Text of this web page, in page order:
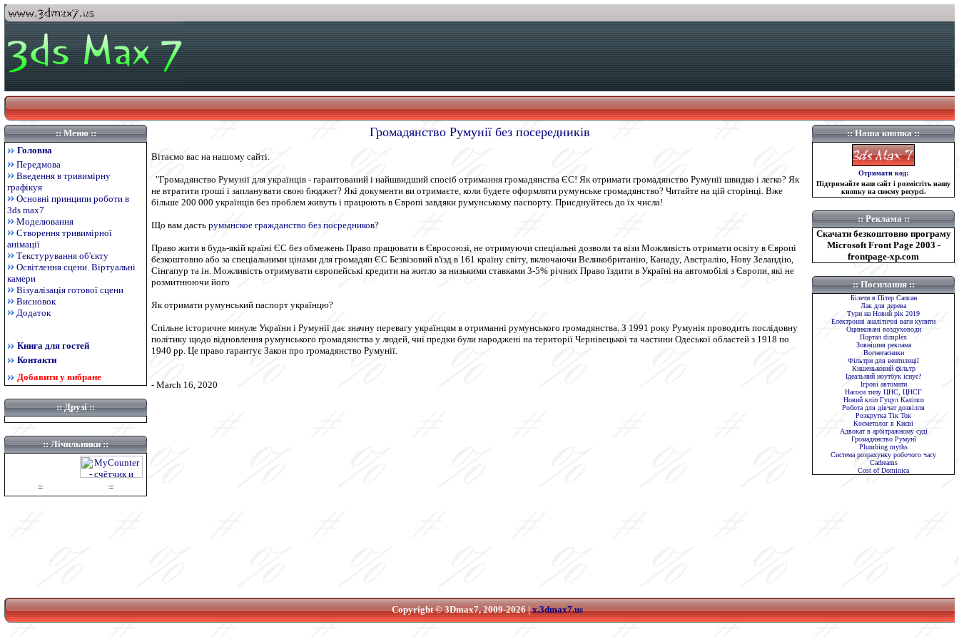
:: Меню ::
Головна
Передмова
Введення в тривимірну
графікуя
Основні принципи роботи в
3ds max7
Моделювання
Створення тривимірної
анімації
Текстурування об'єкту
Освітлення сцени. Віртуальні
камери
Візуалізація готової сцени
Висновок
Додаток
Книга для гостей
Контакти
Добавити у вибране
::Друзі::
:: Лічильники ::
= =
Громадянство Румунії без посередників
Вітаємо вас на нашому сайті.
"Громадянство Румунії для українців - гарантований і найшвидший спосіб отримання громадянства ЄС! Як отримати громадянство Румунії швидко і легко? Як
не втратити гроші і запланувати свою бюджет? Які документи ви отримаєте, коли будете оформляти румунське громадянство? Читайте на цій сторінці. Вже
більше 200 000 українців без проблем живуть і працюють в Європі завдяки румунському паспорту. Приєднуйтесь до їх числа!
Що вам дасть румынское гражданство без посредников?
Право жити в будь-якій країні ЄС без обмежень Право працювати в Євросоюзі, не отримуючи спеціальні дозволи та візи Можливість отримати освіту в Європі
безкоштовно або за спеціальними цінами для громадян ЄС Безвізовий в'їзд в 161 країну світу, включаючи Великобританію, Канаду, Австралію, Нову Зеландію,
Сінгапур та ін. Можливість отримувати європейські кредити на житло за низькими ставками 3-5% річних Право їздити в Україні на автомобілі з Європи, які не
розмитнюючи його
Як отримати румунський паспорт українцю?
Спільне історичне минуле України і Румунії дає значну перевагу українцям в отриманні румунського громадянства. З 1991 року Румунія проводить послідовну
політику щодо відновлення румунського громадянства у людей, чиї предки були народжені на території Чернівецької та частини Одеської областей з 1918 по
1940 рр. Це право гарантує Закон про громадянство Румунії.
- March 16, 2020
::Наша кнопка::
Отримати код:
Підтримайте наш сайт і розмістіть нашу
кнопку на своєму ресурсі.
::Реклама::
Скачати безкоштовно програму
Microsoft Front Page 2003 -
frontpage-xp.com
:: Посилання ::
Білети в Пітер Сапсан
Лак для дерева
Тури на Новий рік 2019
Електронні аналітичні ваги купити
Оцинковані воздуховоди
Портал dimplex
Зовнішня реклама
Вогнегасники
Фільтри для вентиляції
Кишеньковий фільтр
Ідеальний ноутбук існує?
Ігрові автомати
Насоси типу ЦНС, ЦНСГ
Новий кліп Гуцул Каліпсо
Робота для дівчат дозвілля
Розкрутка Тік Ток
Косметолог в Києві
Адвокат в арбітражному суді
Громадянство Румунї
Plumbing myths
Система розрахунку робочого часу
Сadreams
Cost of Dominica
Copyright © 3Dmax7, 2009-2026 |x.3dmax7.us